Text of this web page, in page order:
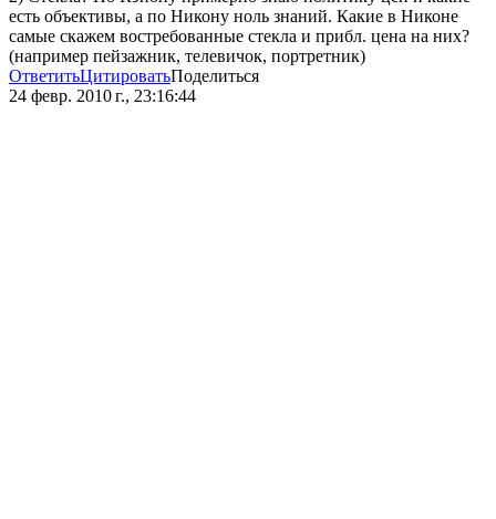
есть объективы, а по Никону ноль знаний. Какие в Никоне
самые скажем востребованные стекла и прибл. цена на них?
(например пейзажник, телевичок, портретник)
ОтветитьЦитироватьПоделиться
24 февр. 2010 г., 23:16:44